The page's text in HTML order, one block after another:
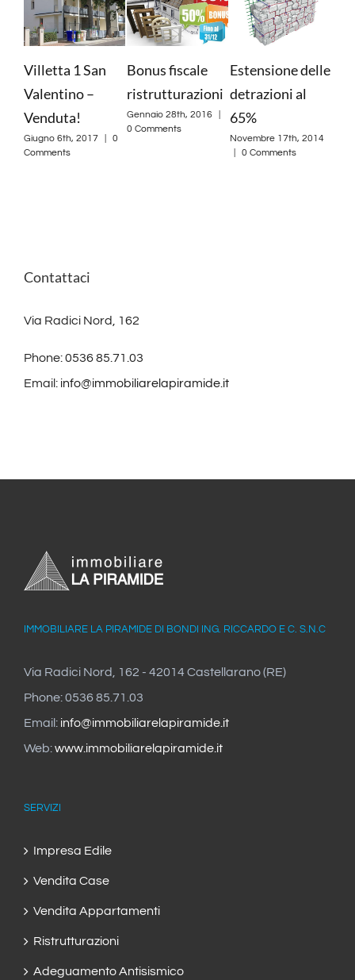
Villetta 1 San
Valentino –
Venduta!
Giugno 6th, 2017
0
Comments
Bonus fiscale
ristrutturazioni
Gennaio 28th, 2016
0 Comments
Estensione delle
detrazioni al
65%
Novembre 17th, 2014
0 Comments
Contattaci
Via Radici Nord, 162
Phone: 0536 85.71.03
Email: info@immobiliarelapiramide.it
IMMOBILIARE LA PIRAMIDE DI BONDI ING. RICCARDO E C. S.N.C
Via Radici Nord, 162 - 42014 Castellarano (RE)
Phone: 0536 85.71.03
Email: info@immobiliarelapiramide.it
Web:www.immobiliarelapiramide.it
SERVIZI
Impresa Edile
Vendita Case
Vendita Appartamenti
Ristrutturazioni
Adeguamento Antisismico